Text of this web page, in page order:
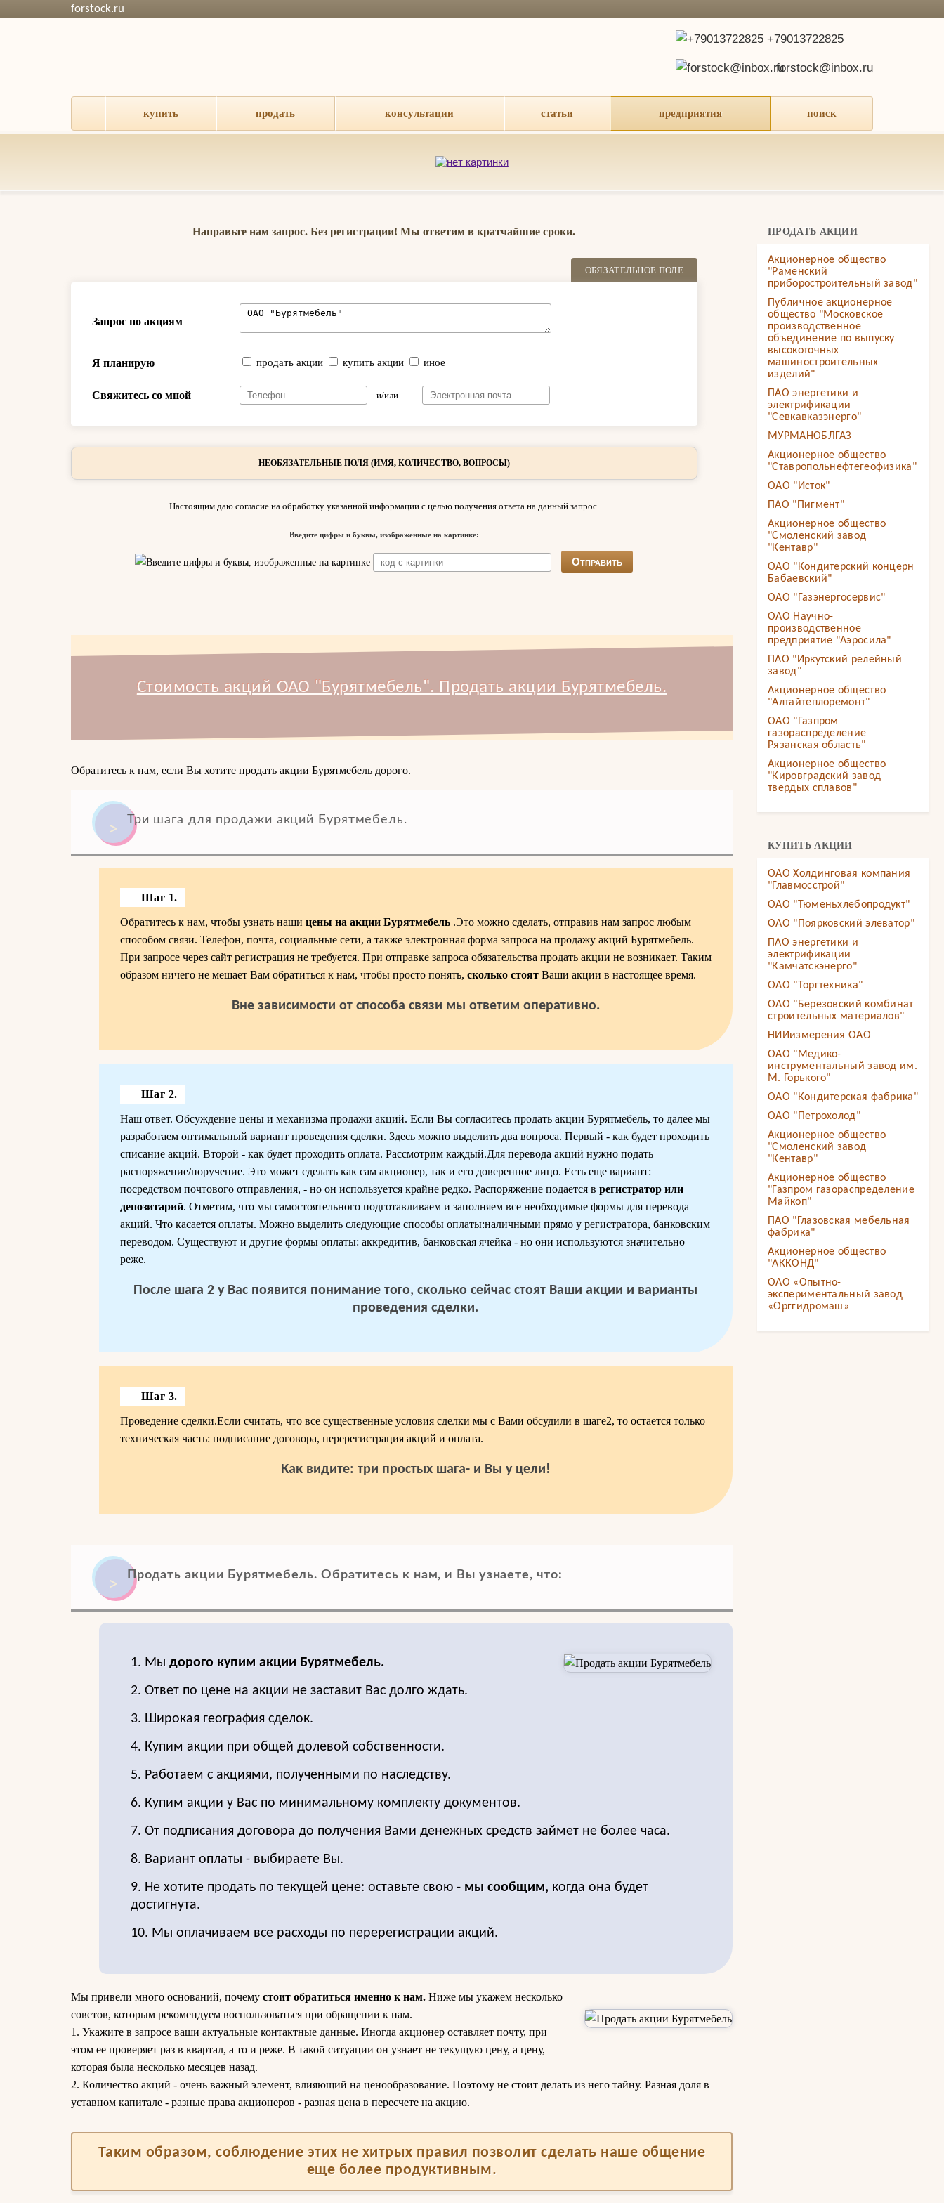
forstock.ru
+79013722825
forstock@inbox.ru
купить продать консультации статьи предприятия поиск
Направьте нам запрос. Без регистрации! Мы ответим в кратчайшие сроки.
ОБЯЗАТЕЛЬНОЕ ПОЛЕ
Запрос по акциям
Я планирую продать акции купить акции иное
Свяжитесь со мной и/или
НЕОБЯЗАТЕЛЬНЫЕ ПОЛЯ (ИМЯ, КОЛИЧЕСТВО, ВОПРОСЫ)
Настоящим даю согласие на обработку указанной информации с целью получения ответа на данный запрос.
Введите цифры и буквы, изображенные на картинке:
Стоимость акций ОАО "Бурятмебель". Продать акции Бурятмебель.
Обратитесь к нам, если Вы хотите продать акции Бурятмебель дорого.
Три шага для продажи акций Бурятмебель.
Шаг 1.
Обратитесь к нам, чтобы узнать наши цены на акции Бурятмебель .Это можно сделать, отправив нам запрос любым
способом связи. Телефон, почта, социальные сети, а также электронная форма запроса на продажу акций Бурятмебель.
При запросе через сайт регистрация не требуется. При отправке запроса обязательства продать акции не возникает. Таким
образом ничего не мешает Вам обратиться к нам, чтобы просто понять, сколько стоятВаши акции в настоящее время.
Вне зависимости от способа связи мы ответим оперативно.
Шаг 2.
Наш ответ. Обсуждение цены и механизма продажи акций. Если Вы согласитесь продать акции Бурятмебель, то далее мы
разработаем оптимальный вариант проведения сделки. Здесь можно выделить два вопроса. Первый - как будет проходить
списание акций. Второй - как будет проходить оплата. Рассмотрим каждый.Для перевода акций нужно подать
распоряжение/поручение. Это может сделать как сам акционер, так и его доверенное лицо. Есть еще вариант:
посредством почтового отправления, - но он используется крайне редко. Распоряжение подается в регистратор или
депозитарий. Отметим, что мы самостоятельного подготавливаем и заполняем все необходимые формы для перевода
акций. Что касается оплаты. Можно выделить следующие способы оплаты:наличными прямо у регистратора, банковским
переводом. Существуют и другие формы оплаты: аккредитив, банковская ячейка - но они используются значительно
реже.
После шага 2 у Вас появится понимание того, сколько сейчас стоят Ваши акции и варианты
проведения сделки.
Шаг 3.
Проведение сделки.Если считать, что все существенные условия сделки мы с Вами обсудили в шаге2, то остается только
техническая часть: подписание договора, перерегистрация акций и оплата.
Как видите: три простых шага- и Вы у цели!
Продать акции Бурятмебель. Обратитесь к нам, и Вы узнаете, что:
1. Мы дорого купим акции Бурятмебель.
2. Ответ по цене на акции не заставит Вас долго ждать.
3. Широкая география сделок.
4. Купим акции при общей долевой собственности.
5. Работаем с акциями, полученными по наследству.
6. Купим акции у Вас по минимальному комплекту документов.
7. От подписания договора до получения Вами денежных средств займет не более часа.
8. Вариант оплаты - выбираете Вы.
9. Не хотите продать по текущей цене: оставьте свою - мы сообщим, когда она будет
достигнута.
10. Мы оплачиваем все расходы по перерегистрации акций.
Мы привели много оснований, почему стоит обратиться именно к нам.Ниже мы укажем несколько
советов, которым рекомендуем воспользоваться при обращении к нам.
1. Укажите в запросе ваши актуальные контактные данные. Иногда акционер оставляет почту, при
этом ее проверяет раз в квартал, а то и реже. В такой ситуации он узнает не текущую цену, а цену,
которая была несколько месяцев назад.
2. Количество акций - очень важный элемент, влияющий на ценообразование. Поэтому не стоит делать из него тайну. Разная доля в
уставном капитале - разные права акционеров - разная цена в пересчете на акцию.
Таким образом, соблюдение этих не хитрых правил позволит сделать наше общение
еще более продуктивным.
ПРОДАТЬ АКЦИИ
Акционерное общество
"Раменский
приборостроительный завод"
Публичное акционерное
общество "Московское
производственное
объединение по выпуску
высокоточных
машиностроительных
изделий"
ПАО энергетики и
электрификации
"Севкавказэнерго"
МУРМАНОБЛГАЗ
Акционерное общество
"Ставропольнефтегеофизика"
ОАО "Исток"
ПАО "Пигмент"
Акционерное общество
"Смоленский завод
"Кентавр"
ОАО "Кондитерский концерн
Бабаевский"
ОАО "Газэнергосервис"
ОАО Научно-
производственное
предприятие "Аэросила"
ПАО "Иркутский релейный
завод"
Акционерное общество
"Алтайтеплоремонт"
ОАО "Газпром
газораспределение
Рязанская область"
Акционерное общество
"Кировградский завод
твердых сплавов"
КУПИТЬ АКЦИИ
ОАО Холдинговая компания
"Главмосстрой"
ОАО "Тюменьхлебопродукт"
ОАО "Поярковский элеватор"
ПАО энергетики и
электрификации
"Камчатскэнерго"
ОАО "Торгтехника"
ОАО "Березовский комбинат
строительных материалов"
НИИизмерения ОАО
ОАО "Медико-
инструментальный завод им.
М. Горького"
ОАО "Кондитерская фабрика"
ОАО "Петрохолод"
Акционерное общество
"Смоленский завод
"Кентавр"
Акционерное общество
"Газпром газораспределение
Майкоп"
ПАО "Глазовская мебельная
фабрика"
Акционерное общество
"АККОНД"
ОАО «Опытно-
экспериментальный завод
«Орггидромаш»